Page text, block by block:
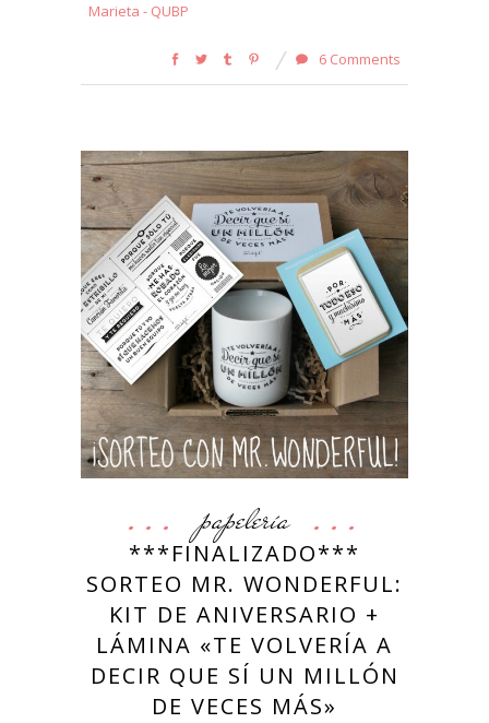
Marieta - QUBP
6 Comments
papelería
***FINALIZADO***
SORTEO MR. WONDERFUL:
KIT DE ANIVERSARIO +
LÁMINA «TE VOLVERÍA A
DECIR QUE SÍ UN MILLÓN
DE VECES MÁS»